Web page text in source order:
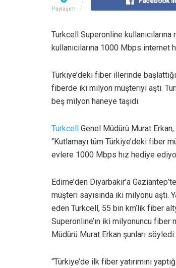
Paylaşım
Turkcell Superonline
kullanıcılarına 1000 Mbps internet
Türkiye’deki fiber illerinde
fiberde iki milyon müşteriyi aştı.
beş milyon haneye taşıdı.
Turkcell
Genel Müdürü Murat
“Kutlamayı tüm Türkiye’deki fiber
evlere 1000 Mbps hız hediye
Edirne’den Diyarbakır’a
müşteri sayısında iki milyonu aştı.
eden Turkcell, 55 bin km’lik fiber
Superonline’ın iki milyonuncu fiber
Müdürü Murat Erkan şunları söyledi:
“Türkiye’de ilk fiber yatırımını